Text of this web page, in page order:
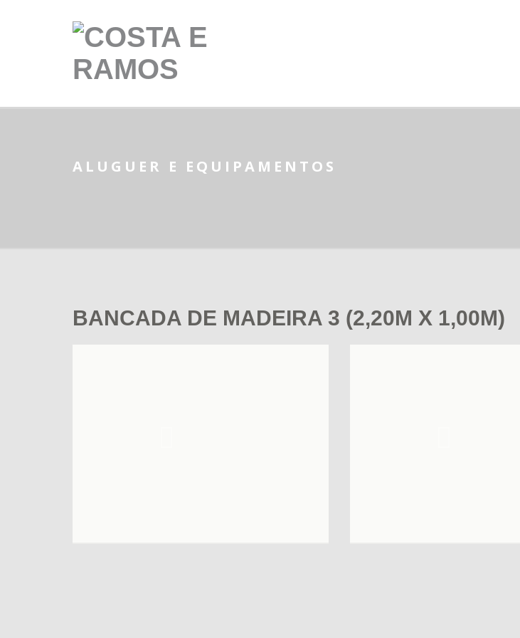
ALUGUER E EQUIPAMENTOS
BANCADA DE MADEIRA 3 (2,20M X 1,00M)